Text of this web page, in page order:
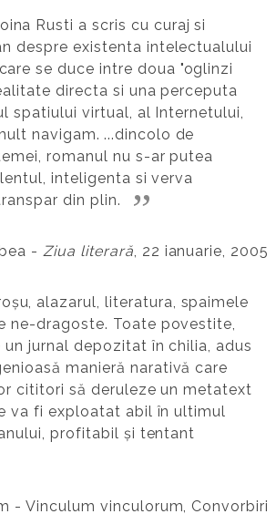
Rusti a scris cu curaj si
despre existenta intelectualului
se duce intre doua "oglinzi
directa si una perceputa
spatiului virtual, al Internetului,
navigam. ...dincolo de
romanul nu s-ar putea
inteligenta si verva
din plin.
-Ziua literară, 22 ianuarie, 2005
alazarul, literatura, spaimele
ne-dragoste. Toate povestite,
jurnal depozitat în chilia, adus
manieră narativă care
cititori să deruleze un metatext
va fi exploatat abil în ultimul
profitabil și tentant
- Vinculum vinculorum, Convorbiri